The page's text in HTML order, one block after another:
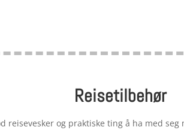
Reisetilbehør
reisevesker og praktiske ting å ha med